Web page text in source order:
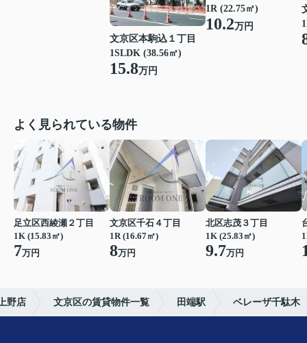
文京区本駒込１丁目
1SLDK (38.56㎡)
15.8万円
1R (22.75㎡)
10.2万円
よく見られている物件
足立区西綾瀬２丁目
1K (15.83㎡)
7万円
文京区千石４丁目
1R (16.67㎡)
8万円
北区志茂３丁目
1K (25.83㎡)
9.7万円
野店 文京区の賃貸物件一覧 田端駅 ベレーザ千駄木